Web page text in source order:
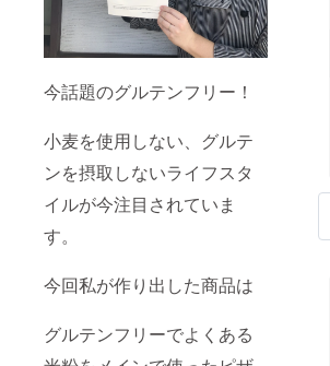
今話題のグルテンフリー！
小麦を使用しない、グルテ
ンを摂取しないライフスタ
イルが今注目されていま
す。
今回私が作り出した商品は
グルテンフリーでよくある